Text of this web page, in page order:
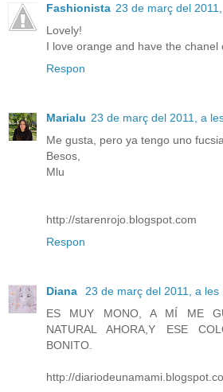
Fashionista 23 de març del
Lovely!
I love orange and have the chanel
Respon
Marialu 23 de març del 2011, a
Me gusta, pero ya tengo uno
Besos,
Mlu
http://starenrojo.blogspot.com
Respon
Diana
23 de març del 2011, a les
ES MUY MONO, A MÍ ME
NATURAL AHORA,Y ESE
BONITO.
http://